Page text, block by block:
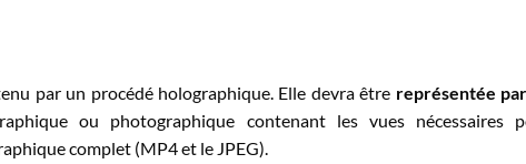
par un procédé holographique. Elle devra être représentée par
ou photographique contenant les vues nécessaires
complet (MP4 et le JPEG).